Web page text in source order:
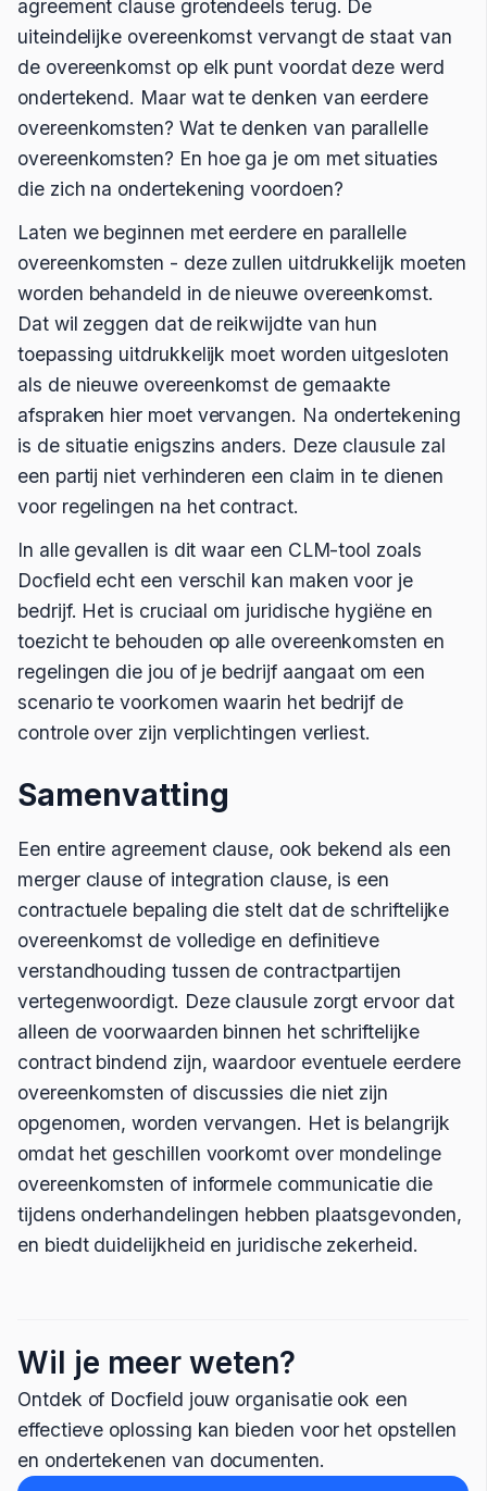
agreement clause grotendeels terug. De
uiteindelijke overeenkomst vervangt de staat van
de overeenkomst op elk punt voordat deze werd
ondertekend. Maar wat te denken van eerdere
overeenkomsten? Wat te denken van parallelle
overeenkomsten? En hoe ga je om met situaties
die zich na ondertekening voordoen?
Laten we beginnen met eerdere en parallelle
overeenkomsten - deze zullen uitdrukkelijk moeten
worden behandeld in de nieuwe overeenkomst.
Dat wil zeggen dat de reikwijdte van hun
toepassing uitdrukkelijk moet worden uitgesloten
als de nieuwe overeenkomst de gemaakte
afspraken hier moet vervangen. Na ondertekening
is de situatie enigszins anders. Deze clausule zal
een partij niet verhinderen een claim in te dienen
voor regelingen na het contract.
In alle gevallen is dit waar een CLM-tool zoals
Docfield echt een verschil kan maken voor je
bedrijf. Het is cruciaal om juridische hygiëne en
toezicht te behouden op alle overeenkomsten en
regelingen die jou of je bedrijf aangaat om een
scenario te voorkomen waarin het bedrijf de
controle over zijn verplichtingen verliest.
Samenvatting
Een entire agreement clause, ook bekend als een
merger clause of integration clause, is een
contractuele bepaling die stelt dat de schriftelijke
overeenkomst de volledige en definitieve
verstandhouding tussen de contractpartijen
vertegenwoordigt. Deze clausule zorgt ervoor dat
alleen de voorwaarden binnen het schriftelijke
contract bindend zijn, waardoor eventuele eerdere
overeenkomsten of discussies die niet zijn
opgenomen, worden vervangen. Het is belangrijk
omdat het geschillen voorkomt over mondelinge
overeenkomsten of informele communicatie die
tijdens onderhandelingen hebben plaatsgevonden,
en biedt duidelijkheid en juridische zekerheid.
Wil je meer weten?
Ontdek of Docfield jouw organisatie ook een
effectieve oplossing kan bieden voor het opstellen
en ondertekenen van documenten.